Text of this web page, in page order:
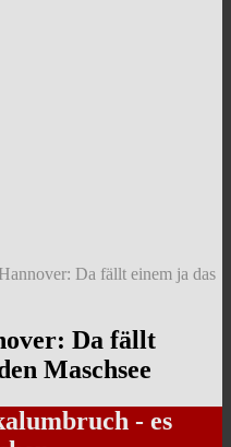
Da fällt einem ja das
Da fällt
Maschsee
- es